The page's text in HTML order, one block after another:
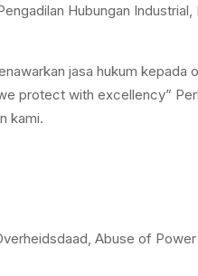
Hubungan
jasa hukum kepada
protect with excellency”
kami.
Abuse of